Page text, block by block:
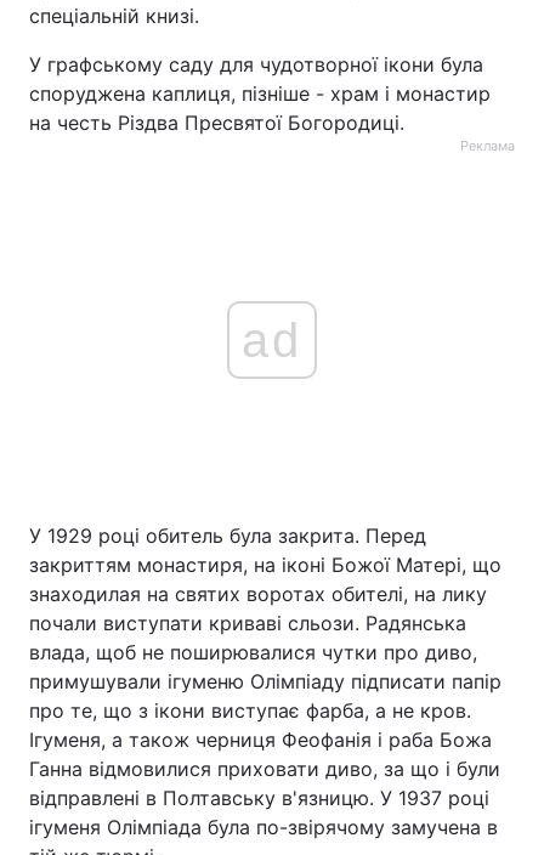
спеціальній книзі.
У графському саду для чудотворної ікони була
споруджена каплиця, пізніше - храм і монастир
на честь Різдва Пресвятої Богородиці.
Реклама
ad
У 1929 році обитель була закрита. Перед
закриттям монастиря, на іконі Божої Матері, що
знаходилая на святих воротах обителі, на лику
почали виступати криваві сльози. Радянська
влада, щоб не поширювалися чутки про диво,
примушували ігуменю Олімпіаду підписати папір
про те, що з ікони виступає фарба, а не кров.
Ігуменя, а також черниця Феофанія і раба Божа
Ганна відмовилися приховати диво, за що і були
відправлені в Полтавську в'язницю. У 1937 році
ігуменя Олімпіада була по-звірячому замучена в